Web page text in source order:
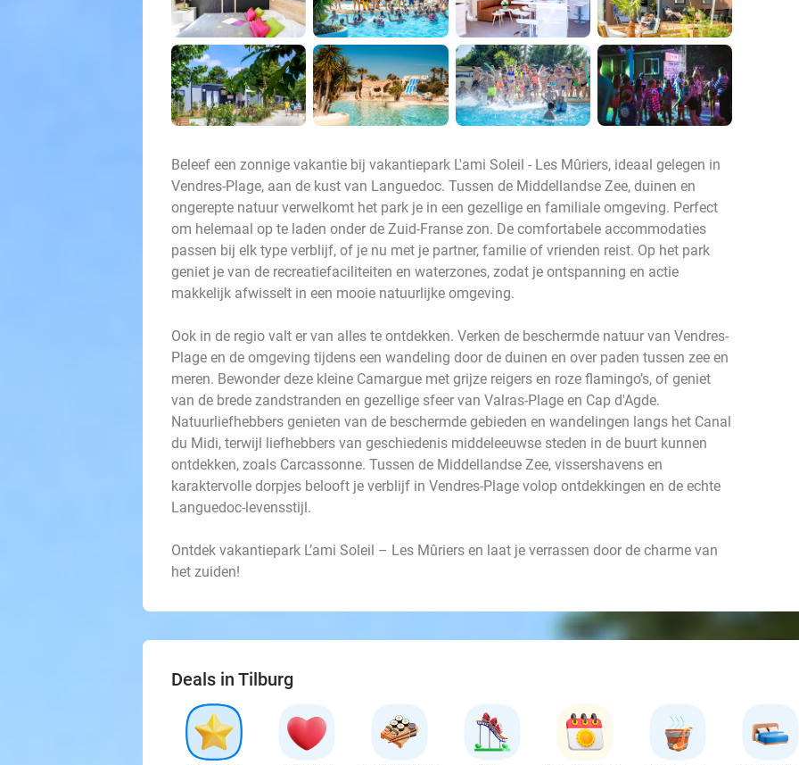
Beleef een zonnige vakantie bij vakantiepark L'ami Soleil - Les Mûriers, ideaal gelegen in
Vendres-Plage, aan de kust van Languedoc. Tussen de Middellandse Zee, duinen en
ongerepte natuur verwelkomt het park je in een gezellige en familiale omgeving. Perfect
om helemaal op te laden onder de Zuid-Franse zon. De comfortabele accommodaties
passen bij elk type verblijf, of je nu met je partner, familie of vrienden reist. Op het park
geniet je van de recreatiefaciliteiten en waterzones, zodat je ontspanning en actie
makkelijk afwisselt in een mooie natuurlijke omgeving.
Ook in de regio valt er van alles te ontdekken. Verken de beschermde natuur van Vendres-
Plage en de omgeving tijdens een wandeling door de duinen en over paden tussen zee en
meren. Bewonder deze kleine Camargue met grijze reigers en roze flamingo’s, of geniet
van de brede zandstranden en gezellige sfeer van Valras-Plage en Cap d'Agde.
Natuurliefhebbers genieten van de beschermde gebieden en wandelingen langs het Canal
du Midi, terwijl liefhebbers van geschiedenis middeleeuwse steden in de buurt kunnen
ontdekken, zoals Carcassonne. Tussen de Middellandse Zee, vissershavens en
karaktervolle dorpjes belooft je verblijf in Vendres-Plage volop ontdekkingen en de echte
Languedoc-levensstijl.
Ontdek vakantiepark L’ami Soleil – Les Mûriers en laat je verrassen door de charme van
het zuiden!
Deals in Tilburg